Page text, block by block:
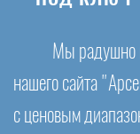
Мы радушно
нашего сайта
с ценовым